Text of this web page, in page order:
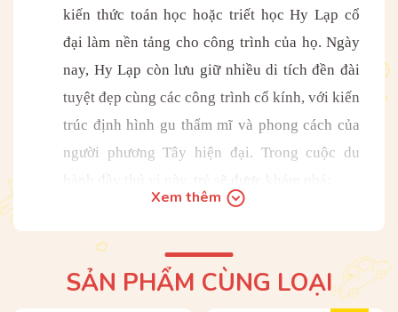
kiến thức toán học hoặc triết học Hy Lạp cổ
đại làm nền tảng cho công trình của họ. Ngày
nay, Hy Lạp còn lưu giữ nhiều di tích đền đài
tuyệt đẹp cùng các công trình cổ kính, với kiến
trúc định hình gu thẩm mĩ và phong cách của
người phương Tây hiện đại. Trong cuộc du
ng c
nh đẹp nhất và diện mạo của
chúng khi còn nguyên vẹn.
Xem thêm
SẢN PHẨM CÙNG LOẠI